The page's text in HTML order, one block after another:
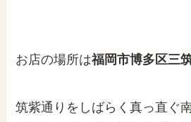
お店の場所は福岡市博多区三筑
筑紫通りをしばらく真っ直ぐ